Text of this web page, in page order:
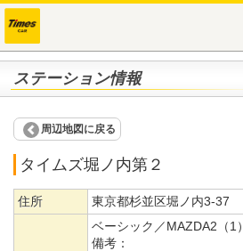
ステーション情報
周辺地図に戻る
タイムズ堀ノ内第２
住所 東京都杉並区堀ノ内3-37
ベーシック／MAZDA2（1）
備考：